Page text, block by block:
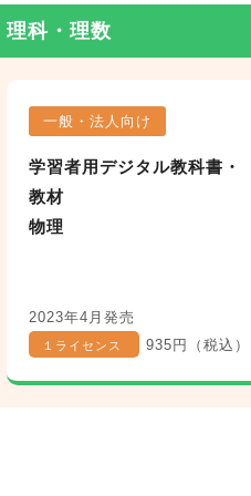
理科・理数
一般・法人向け
学習者用デジタル教科書・
教材
物理
2023年4月発売
１ライセンス 935円（税込）